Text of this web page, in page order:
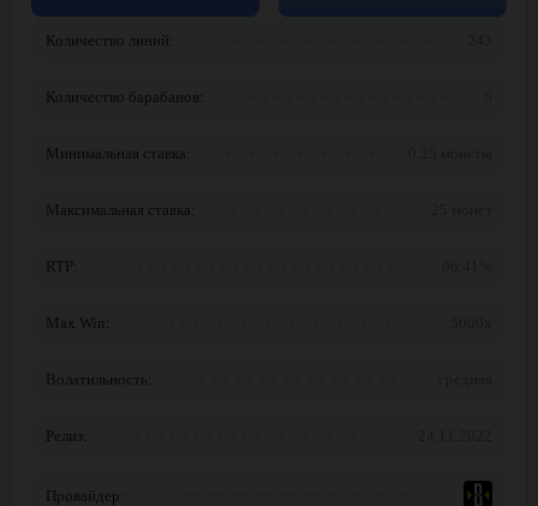
Количество линий:
Количество барабанов:
Минимальная ставка:
Максимальная ставка:
RTP:
Max Win:
Волатильность:
Релиз:
Провайдер: